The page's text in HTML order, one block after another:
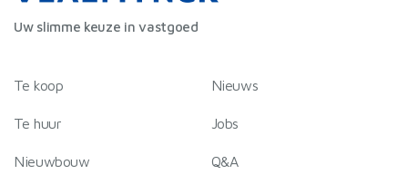
Uw slimme keuze in vastgoed
Te koop
Te huur
Nieuwbouw
Nieuws
Jobs
Q&A